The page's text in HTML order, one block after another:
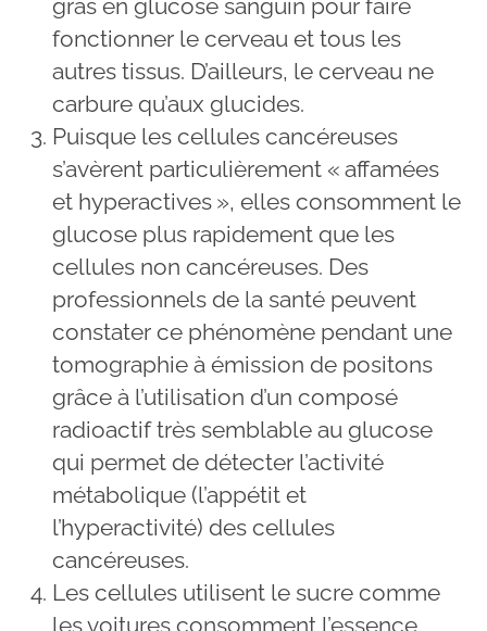
gras en glucose sanguin pour faire
fonctionner le cerveau et tous les
autres tissus. D’ailleurs, le cerveau ne
carbure qu’aux glucides.
Puisque les cellules cancéreuses
s’avèrent particulièrement « affamées
et hyperactives », elles consomment le
glucose plus rapidement que les
cellules non cancéreuses. Des
professionnels de la santé peuvent
constater ce phénomène pendant une
tomographie à émission de positons
grâce à l’utilisation d’un composé
radioactif très semblable au glucose
qui permet de détecter l’activité
métabolique (l’appétit et
l’hyperactivité) des cellules
cancéreuses.
Les cellules utilisent le sucre comme
les voitures consomment l’essence.